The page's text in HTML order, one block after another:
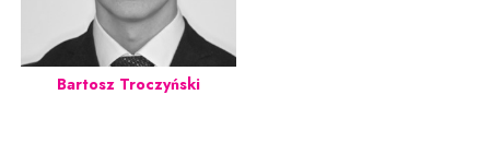
Bartosz Troczyński